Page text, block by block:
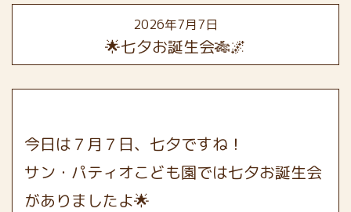
2026年7月7日
🌟七夕お誕生会🎋🌌
今日は７月７日、七夕ですね！
サン・パティオこども園では七夕お誕生会
がありましたよ🌟